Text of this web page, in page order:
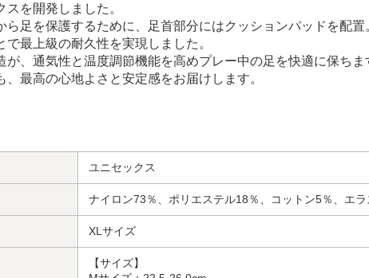
を開発しました。
足を保護するために、足首部分にはクッションパッドを配置
最上級の耐久性を実現しました。
、通気性と温度調節機能を高めプレー中の足を快適に保ちま
最高の心地よさと安定感をお届けします。
ユニセックス
ナイロン73％、ポリエステル18％、コットン5％、エ
XLサイズ
【サイズ】